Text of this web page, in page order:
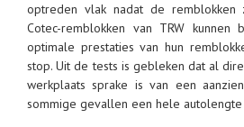
optreden vlak nadat de remblokken
Cotec-remblokken van TRW kunnen
optimale prestaties van hun
stop. Uit de tests is gebleken dat al
werkplaats sprake is van een
sommige gevallen een hele autolengte